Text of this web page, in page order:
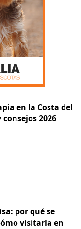
en la Costa del
consejos 2026
por qué se
visitarla en